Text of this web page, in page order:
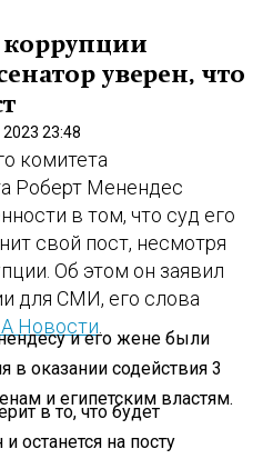
уверен, что
23:48
комитета
Роберт Менендес
в том, что суд его
свой пост, несмотря
Об этом он заявил
для СМИ, его слова
Новости
и его жене были
оказании содействия 3
и египетским властям.
в то, что будет
останется на посту